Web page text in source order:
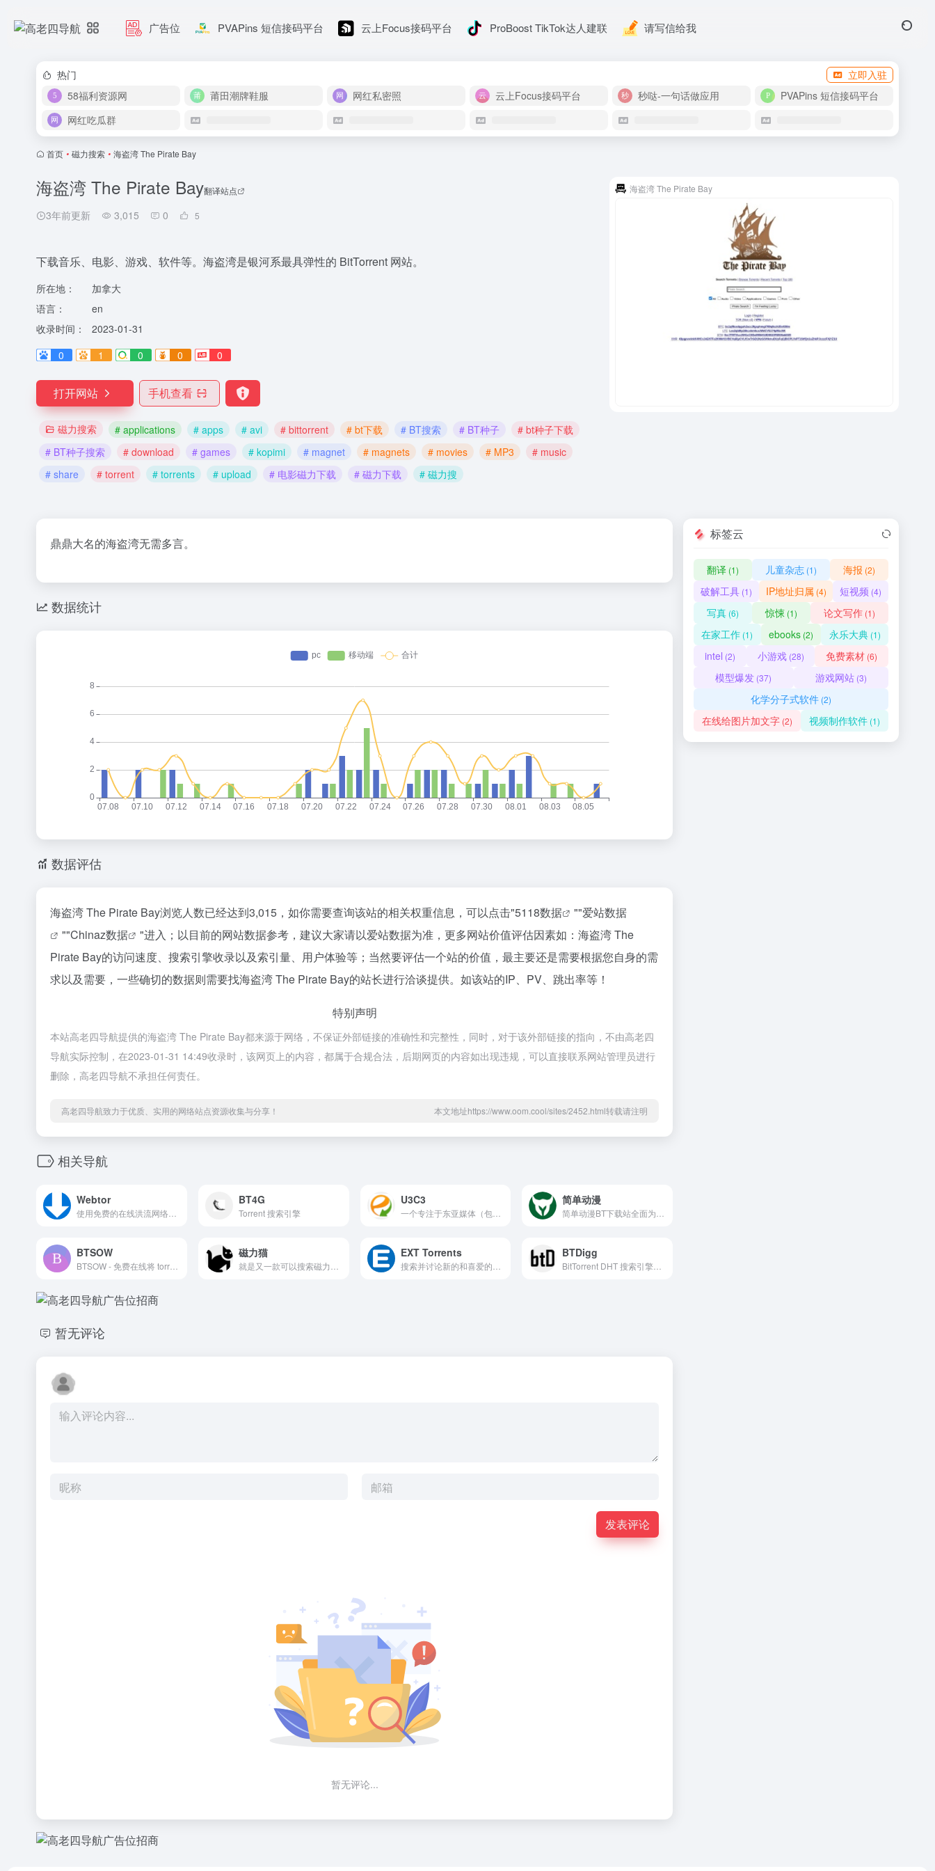
广告位 PVAPins 短信接码平台 云上Focus接码平台 ProBoost TikTok达人建联 请写信给我
热门
立即入驻
58福利资源网
莆田潮牌鞋服 网红私密照 云上Focus接码平台 秒哒-一句话做应用
PVAPins 短信接码平台
网红吃瓜群
首页 • 磁力搜索 • 海盗湾 The Pirate Bay
海盗湾 The Pirate Bay翻译站点
3年前更新 3,015 0 5
下载音乐、电影、游戏、软件等。海盗湾是银河系最具弹性的 BitTorrent 网站。
所在地：
加拿大
语言：
en
收录时间：
2023-01-31
0
1 0 0 0
打开网站 手机查看
磁力搜索 # applications # apps # avi # bittorrent # bt下载 # BT搜索 # BT种子
# bt种子下载
# BT种子搜索
# download # games # kopimi # magnet # magnets # movies # MP3
# music
# share
# torrent # torrents # upload # 电影磁力下载 # 磁力下载 # 磁力搜
海盗湾 The Pirate Bay
鼎鼎大名的海盗湾无需多言。
数据统计
数据评估
海盗湾 The Pirate Bay浏览人数已经达到3,015，如你需要查询该站的相关权重信息，可以点击"5118数据 ""爱站数据
""Chinaz数据
"进入；以目前的网站数据参考，建议大家请以爱站数据为准，更多网站价值评估因素如：海盗湾 The
Pirate Bay的访问速度、搜索引擎收录以及索引量、用户体验等；当然要评估一个站的价值，最主要还是需要根据您自身的需
求以及需要，一些确切的数据则需要找海盗湾 The Pirate Bay的站长进行洽谈提供。如该站的IP、PV、跳出率等！
特别声明
本站高老四导航提供的海盗湾 The Pirate Bay都来源于网络，不保证外部链接的准确性和完整性，同时，对于该外部链接的指向，不由高老四
导航实际控制，在2023-01-31 14:49收录时，该网页上的内容，都属于合规合法，后期网页的内容如出现违规，可以直接联系网站管理员进行
删除，高老四导航不承担任何责任。
高老四导航致力于优质、实用的网络站点资源收集与分享！ 本文地址https://www.oom.cool/sites/2452.html转载请注明
相关导航
Webtor BT4G
Torrent 搜索引擎
U3C3
一个专注于东亚媒体（包括动画、漫画、音乐等）的 BitTorrent 社区
简单动漫
BTSOW 磁力猫 EXT Torrents BTDigg
暂无评论
发表评论
暂无评论...
标签云
翻译 (1) 儿童杂志 (1) 海报 (2)
破解工具(1) IP地址归属 (4) 短视频 (4)
写真 (6) 惊悚 (1) 论文写作 (1)
在家工作 (1) ebooks (2) 永乐大典(1)
intel (2) 小游戏(28) 免费素材 (6)
模型爆发 (37) 游戏网站(3)
化学分子式软件 (2)
在线给图片加文字 (2) 视频制作软件 (1)